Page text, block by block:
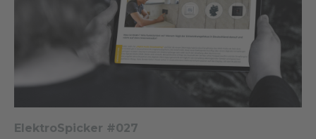
ElektroSpicker #027